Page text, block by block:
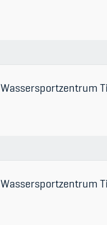
Wassersportzentrum
Wassersportzentrum